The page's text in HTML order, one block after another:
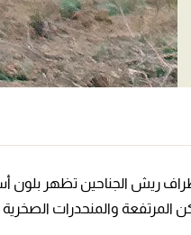
ريش الجناحين تظهر
والمنحدرات الصخرية